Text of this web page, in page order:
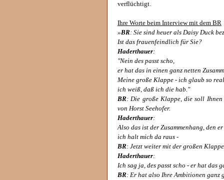
verflüchtigt.
Ihre Worte beim Interview mit dem BR
»BR: Sie sind heuer als Daisy Duck
Ist das frauenfeindlich für Sie?
Haderthauer:
"Nein des passt scho,
er hat das in einen ganz netten
Meine große Klappe - ich glaub so
ich weiß, daß ich die hab."
BR: Die große Klappe, die soll
von Horst Seehofer.
Haderthauer:
Also das ist der Zusammenhang, den
ich halt mich da raus -
BR: Jetzt weiter mit der großen
Haderthauer:
Ich sag ja, des passt scho - er hat das
BR: Er hat also Ihre Ambitionen ganz